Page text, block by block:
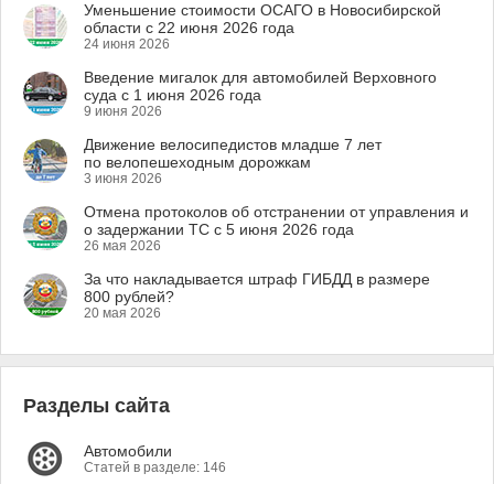
Уменьшение стоимости ОСАГО в Новосибирской
области с 22 июня 2026 года
24 июня 2026
Введение мигалок для автомобилей Верховного
суда с 1 июня 2026 года
9 июня 2026
Движение велосипедистов младше 7 лет
по велопешеходным дорожкам
3 июня 2026
Отмена протоколов об отстранении от управления и
о задержании ТС с 5 июня 2026 года
26 мая 2026
За что накладывается штраф ГИБДД в размере
800 рублей?
20 мая 2026
Разделы сайта
Автомобили
Статей в разделе: 146